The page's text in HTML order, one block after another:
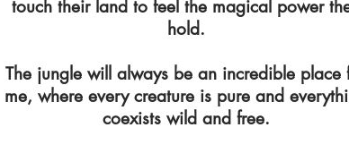
touch their land to feel the magical power
hold.
The jungle will always be an incredible place
me, where every creature is pure and
coexists wild and free.